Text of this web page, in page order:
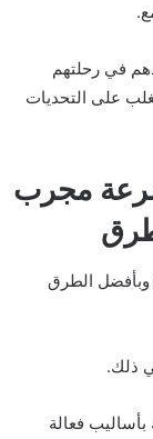
في رحلتهم
على التحديات
مجرب
وبأفضل الطرق
ذلك.
فعالة